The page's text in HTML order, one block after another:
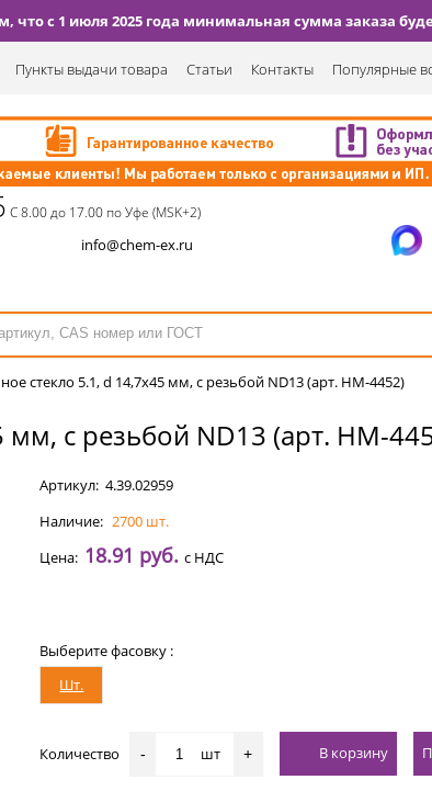
с 1 июля 2025 года минимальная сумма заказа
Пункты выдачи товара Статьи Контакты Популярные
С 8.00 до 17.00 по Уфе (MSK+2)
info@chem-ex.ru
стекло 5.1, d 14,7х45 мм, с резьбой ND13 (арт. HM-4452)
с резьбой ND13 (арт. HM-
Артикул:4.39.02959
Наличие: 2700 шт.
Цена: 18.91 руб.с НДС
Выберите фасовку :
Шт.
Количество - шт + В корзину